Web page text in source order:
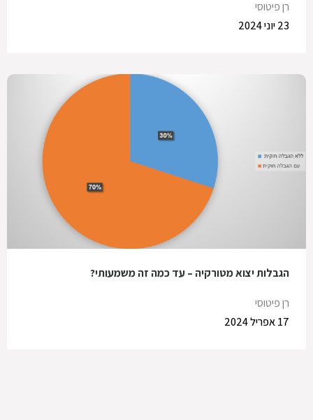
רן פיטוסי
23 יוני 2024
הגבלות יצוא מטורקיה – עד כמה זה משמעותי?
רן פיטוסי
17 אפריל 2024